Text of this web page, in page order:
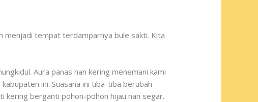
menjadi tempat terdamparnya bule sakti. Kita
Aura panas nan kering menemani kami
ini. Suasana ini tiba-tiba berubah
kering berganti pohon-pohon hijau nan segar.